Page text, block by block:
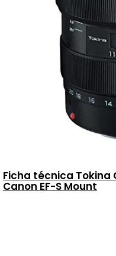
Ficha técnica Tokina
Canon EF-S Mount